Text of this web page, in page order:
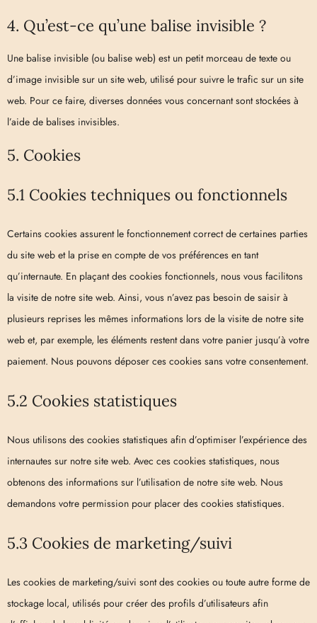
4. Qu’est-ce qu’une balise invisible ?
Une balise invisible (ou balise web) est un petit morceau de texte ou
d’image invisible sur un site web, utilisé pour suivre le trafic sur un site
web. Pour ce faire, diverses données vous concernant sont stockées à
l’aide de balises invisibles.
5. Cookies
5.1 Cookies techniques ou fonctionnels
Certains cookies assurent le fonctionnement correct de certaines parties
du site web et la prise en compte de vos préférences en tant
qu’internaute. En plaçant des cookies fonctionnels, nous vous facilitons
la visite de notre site web. Ainsi, vous n’avez pas besoin de saisir à
plusieurs reprises les mêmes informations lors de la visite de notre site
web et, par exemple, les éléments restent dans votre panier jusqu’à votre
paiement. Nous pouvons déposer ces cookies sans votre consentement.
5.2 Cookies statistiques
Nous utilisons des cookies statistiques afin d’optimiser l’expérience des
internautes sur notre site web. Avec ces cookies statistiques, nous
obtenons des informations sur l’utilisation de notre site web. Nous
demandons votre permission pour placer des cookies statistiques.
5.3 Cookies de marketing/suivi
Les cookies de marketing/suivi sont des cookies ou toute autre forme de
stockage local, utilisés pour créer des profils d’utilisateurs afin